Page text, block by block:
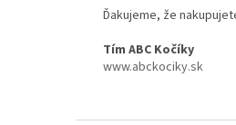
Ďakujeme, že
Tím ABC Kočíky
www.abckociky.sk